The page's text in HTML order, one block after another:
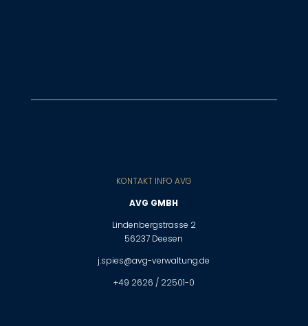
KONTAKT INFO AVG
AVG GMBH
Lindenbergstrasse 2
56237 Deesen
j.spies@avg-verwaltung.de
+49 2626 / 22501-0